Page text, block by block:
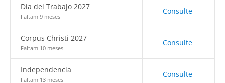
Día del Trabajo 2027
Faltam 9 meses
Consulte
Corpus Christi 2027
Faltam 10 meses
Consulte
Independencia
Faltam 13 meses
Consulte